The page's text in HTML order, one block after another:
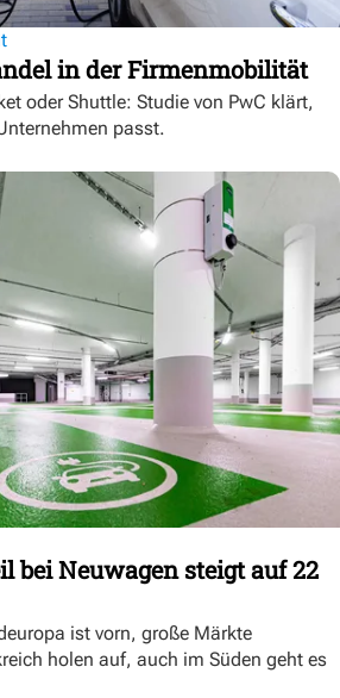
in der Firmenmobilität
oder Shuttle: Studie von PwC klärt,
passt.
bei Neuwagen steigt auf 22
ist vorn, große Märkte
holen auf, auch im Süden geht es